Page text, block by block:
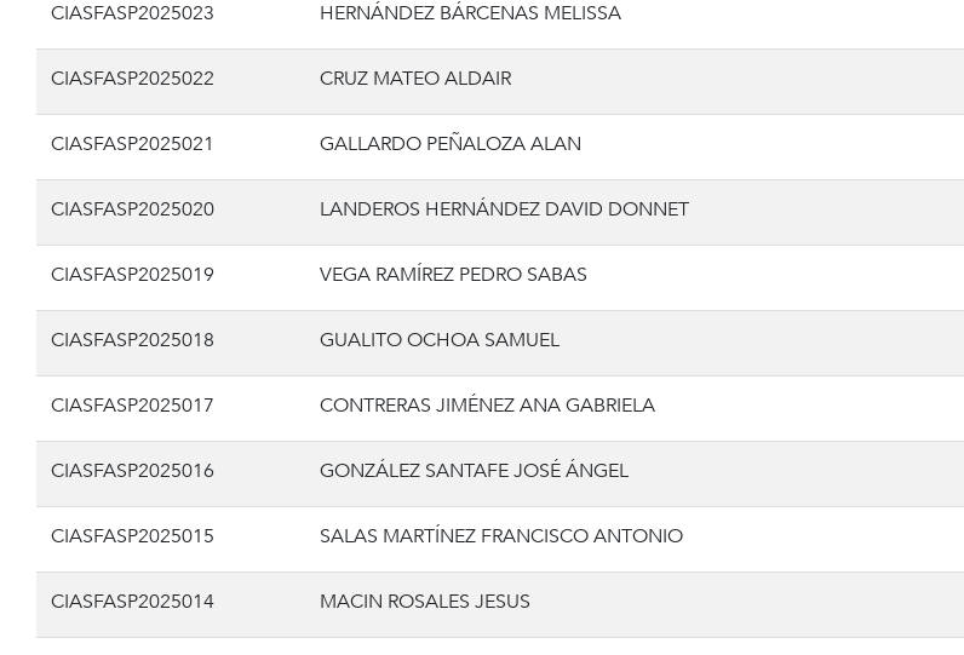
CIASFASP2025023 HERNÁNDEZ BÁRCENAS MELISSA
CIASFASP2025022 CRUZ MATEO ALDAIR
CIASFASP2025021 GALLARDO PEÑALOZA ALAN
CIASFASP2025020 LANDEROS HERNÁNDEZ DAVID DONNET
CIASFASP2025019 VEGA RAMÍREZ PEDRO SABAS
CIASFASP2025018 GUALITO OCHOA SAMUEL
CIASFASP2025017 CONTRERAS JIMÉNEZ ANA GABRIELA
CIASFASP2025016 GONZÁLEZ SANTAFE JOSÉ ÁNGEL
CIASFASP2025015 SALAS MARTÍNEZ FRANCISCO ANTONIO
CIASFASP2025014 MACIN ROSALES JESUS